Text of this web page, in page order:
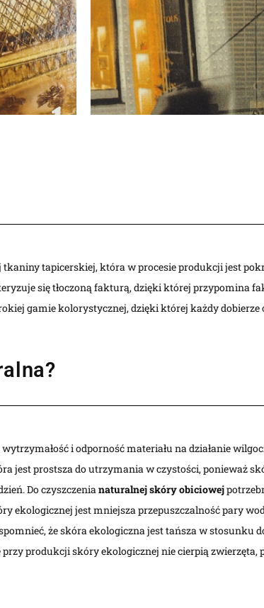
tapicerskiej, która w procesie produkcji jest
się tłoczoną fakturą, dzięki której przypomina
gamie kolorystycznej, dzięki której każdy
i odporność materiału na działanie
jest prostsza do utrzymania w czystości, ponieważ
Do czyszczenia naturalnej skóry obiciowej
ekologicznej jest mniejsza przepuszczalność pary
że skóra ekologiczna jest tańsza w stosunku
produkcji skóry ekologicznej nie cierpią zwierzęta,